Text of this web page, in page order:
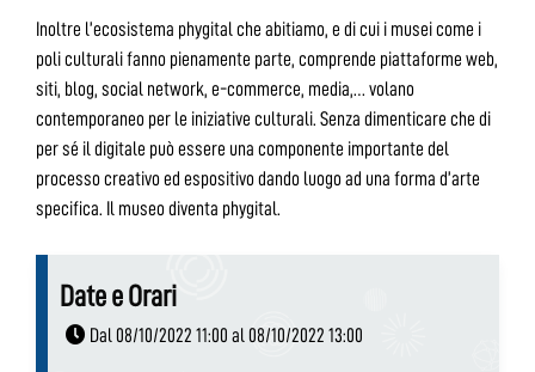
Inoltre l’ecosistema phygital che abitiamo, e di cui i musei come i
poli culturali fanno pienamente parte, comprende piattaforme web,
siti, blog, social network, e-commerce, media,… volano
contemporaneo per le iniziative culturali. Senza dimenticare che di
per sé il digitale può essere una componente importante del
processo creativo ed espositivo dando luogo ad una forma d’arte
specifica. Il museo diventa phygital.
Date e Orari
Dal 08/10/2022 11:00 al 08/10/2022 13:00